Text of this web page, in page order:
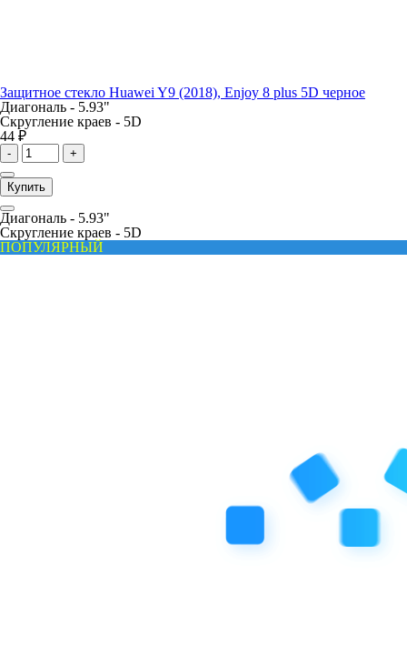
Защитное стекло Huawei Y9 (2018), Enjoy 8 plus 5D черное
Диагональ - 5.93"
Скругление краев - 5D
44 ₽
- +
Купить
Диагональ - 5.93"
Скругление краев - 5D
ПОПУЛЯРНЫЙ